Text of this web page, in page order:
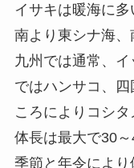
イサキは暖海に
南より東シナ海、
九州では通常、
ではハンサコ、
ころによりコシタ
体長は最大で30～
季節と年令によ